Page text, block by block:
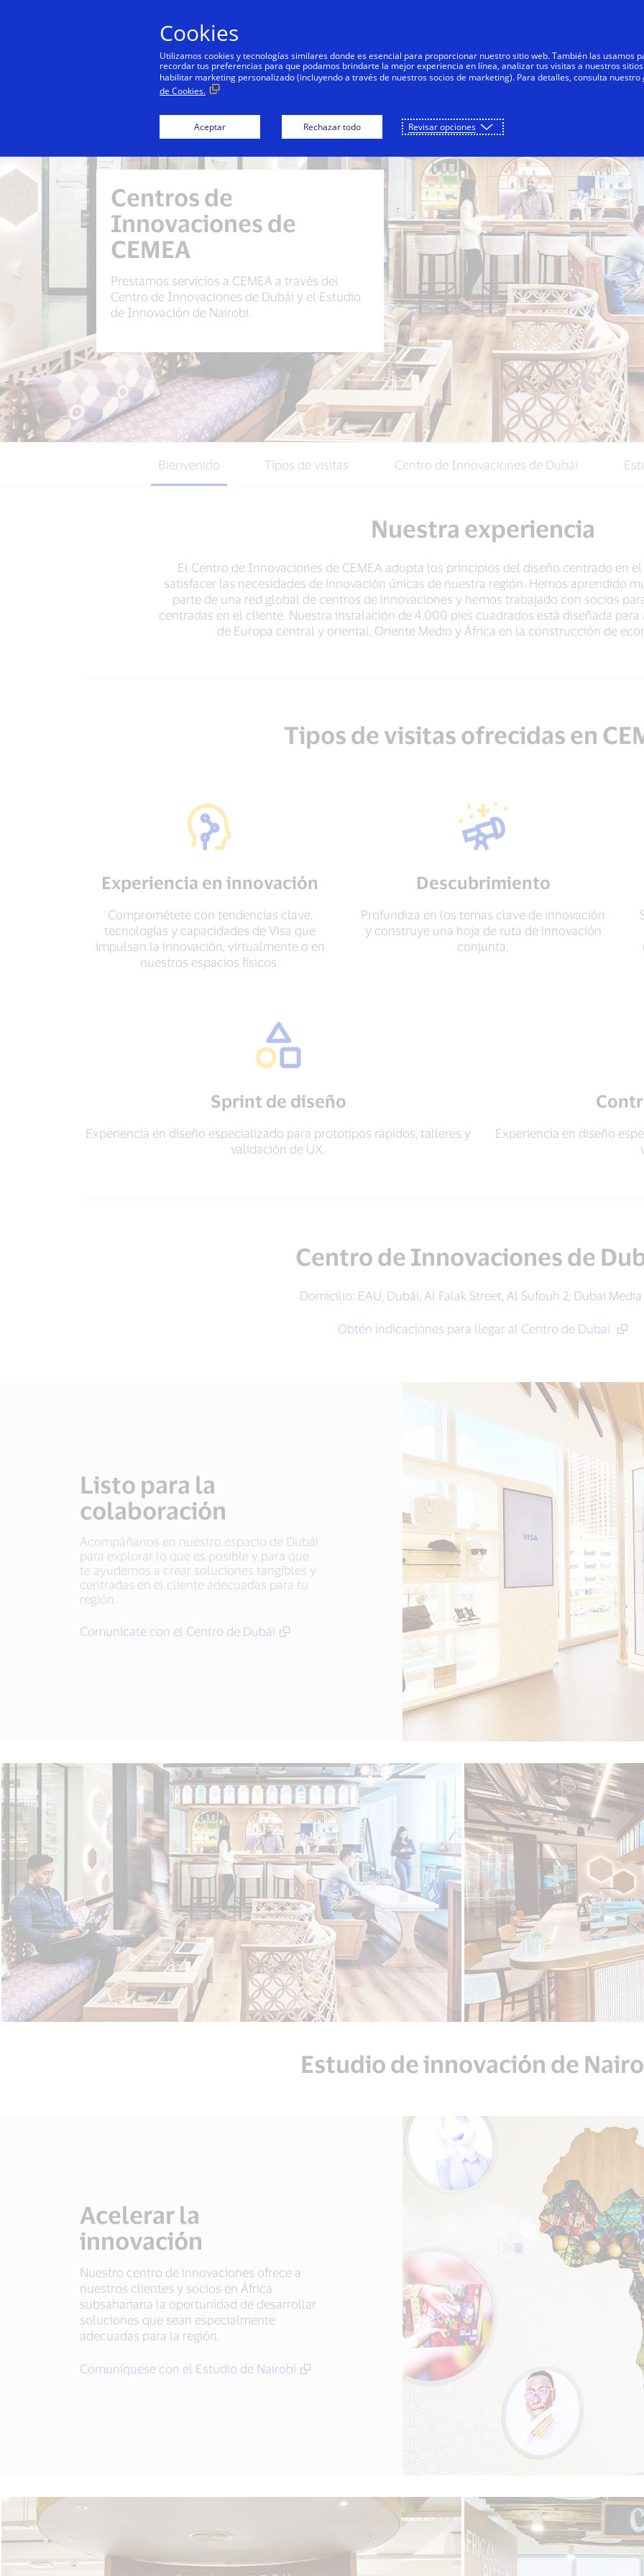
Personas Negocios Innovadores
Centros de
Innovaciones de
CEMEA
Prestamos servicios a CEMEA a través del
Centro de Innovaciones de Dubái y el Estudio
de Innovación de Nairobi.
Bienvenido Tipos de visitas Centro de Innovaciones de Dubái
Nuestra experiencia
El Centro de Innovaciones de CEMEA adopta los principios del diseño centrado en
satisfacer las necesidades de innovación únicas de nuestra región. Hemos aprendido
parte de una red global de centros de innovaciones y hemos trabajado con socios
centradas en el cliente. Nuestra instalación de 4.000 pies cuadrados está diseñada
de Europa central y oriental, Oriente Medio y África en la construcción de
Tipos de visitas ofrecidas en
Experiencia en innovación
Comprométete con tendencias clave,
tecnologías y capacidades de Visa que
impulsan la innovación, virtualmente o en
nuestros espacios físicos.
Descubrimiento
Profundiza en los temas clave de innovación
y construye una hoja de ruta de innovación
conjunta.
Sprint de diseño
Experiencia en diseño especializado para prototipos rápidos, talleres y
validación de UX.
Experiencia en diseño
Centro de Innovaciones de
Domicilio: EAU, Dubái, Al Falak Street, Al Sufouh 2, Dubai
Obtén indicaciones para llegar al Centro de Dubai
Listo para la
colaboración
Acompáñanos en nuestro espacio de Dubái
para explorar lo que es posible y para que
te ayudemos a crear soluciones tangibles y
centradas en el cliente adecuadas para tu
región.
Comunícate con el Centro de Dubái
Estudio de innovación de
Acelerar la
innovación
Nuestro centro de innovaciones ofrece a
nuestros clientes y socios en África
subsahariana la oportunidad de desarrollar
soluciones que sean especialmente
adecuadas para la región.
Comuníquese con el Estudio de Nairobi
Cookies
Utilizamos cookies y tecnologías similares donde es esencial para proporcionar nuestro sitio web. También las usamos
recordar tus preferencias para que podamos brindarte la mejor experiencia en línea, analizar tus visitas a nuestros
habilitar marketing personalizado (incluyendo a través de nuestros socios de marketing). Para detalles, consulta nuestro
de Cookies.
Aceptar Rechazar todo Revisar opciones